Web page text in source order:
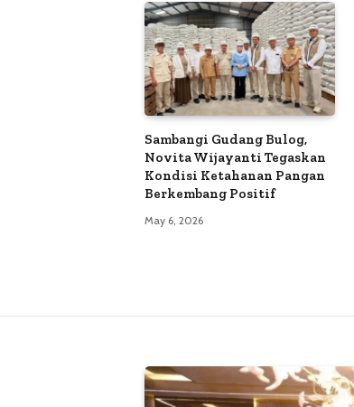
Sambangi Gudang Bulog,
Novita Wijayanti Tegaskan
Kondisi Ketahanan Pangan
Berkembang Positif
May 6, 2026